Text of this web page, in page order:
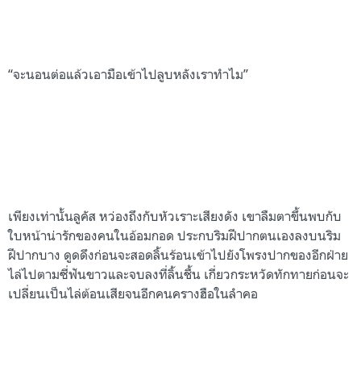
“จะนอนต่อแล้วเอามือเข้าไปลูบหลังเราทำไม”
เพียงเท่านั้นลูคัส หว่องถึงกับหัวเราะเสียงดัง เขาลืมตาขึ้นพบกับ
ใบหน้าน่ารักของคนในอ้อมกอด ประกบริมฝีปากตนเองลงบนริม
ฝีปากบาง ดูดดึงก่อนจะสอดลิ้นร้อนเข้าไปยังโพรงปากของอีกฝ่าย
ไล่ไปตามซี่ฟันขาวและจบลงที่ลิ้นชื้น เกี่ยวกระหวัดทักทายก่อนจะ
เปลี่ยนเป็นไล่ต้อนเสียจนอีกคนครางฮือในลำคอ